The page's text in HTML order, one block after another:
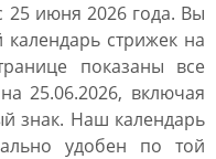
25 июня 2026 года. Вы
стрижек на
показаны все
25.06.2026, включая
знак. Наш календарь
удобен по той